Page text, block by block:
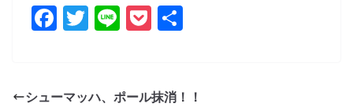
F
e
T
er
Li P
et
シューマッハ、ポール抹消！！